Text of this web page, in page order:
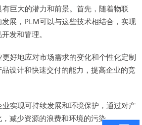
巨大的潜力和前景。首先，随着物联
展，PLM可以与这些技术相结合，实现
发和管理。
好地应对市场需求的变化和个性化定制
设计和快速交付的能力，提高企业的竞
实现可持续发展和环境保护，通过对产
减少资源的浪费和环境的污染。